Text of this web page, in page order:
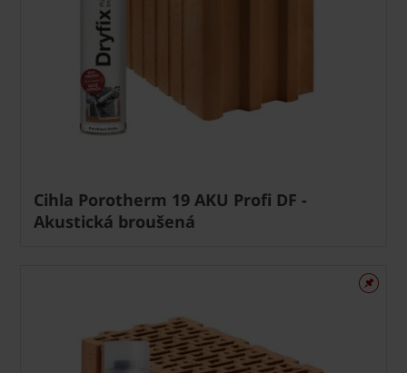
Cihla Porotherm 19 AKU Profi DF -
Akustická broušená